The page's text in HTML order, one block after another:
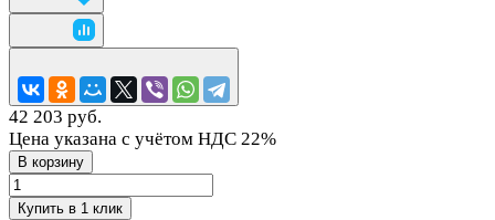
42 203 руб.
Цена указана с учётом НДС 22%
В корзину
Купить в 1 клик